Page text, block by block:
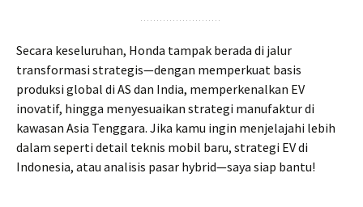
Secara keseluruhan, Honda tampak berada di jalur
transformasi strategis—dengan memperkuat basis
produksi global di AS dan India, memperkenalkan EV
inovatif, hingga menyesuaikan strategi manufaktur di
kawasan Asia Tenggara. Jika kamu ingin menjelajahi lebih
dalam seperti detail teknis mobil baru, strategi EV di
Indonesia, atau analisis pasar hybrid—saya siap bantu!